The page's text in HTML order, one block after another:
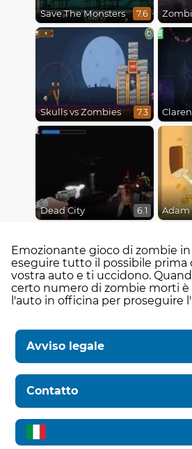
Save The Monsters 7.6
Skulls vs Zombies 7.3
Dead City 6.1
Emozionante gioco di zombie
eseguire tutto il possibile prima
vostra auto e ti uccidono.
certo numero di zombie morti è
l'auto in officina per proseguire
Avviso legale
Contatto